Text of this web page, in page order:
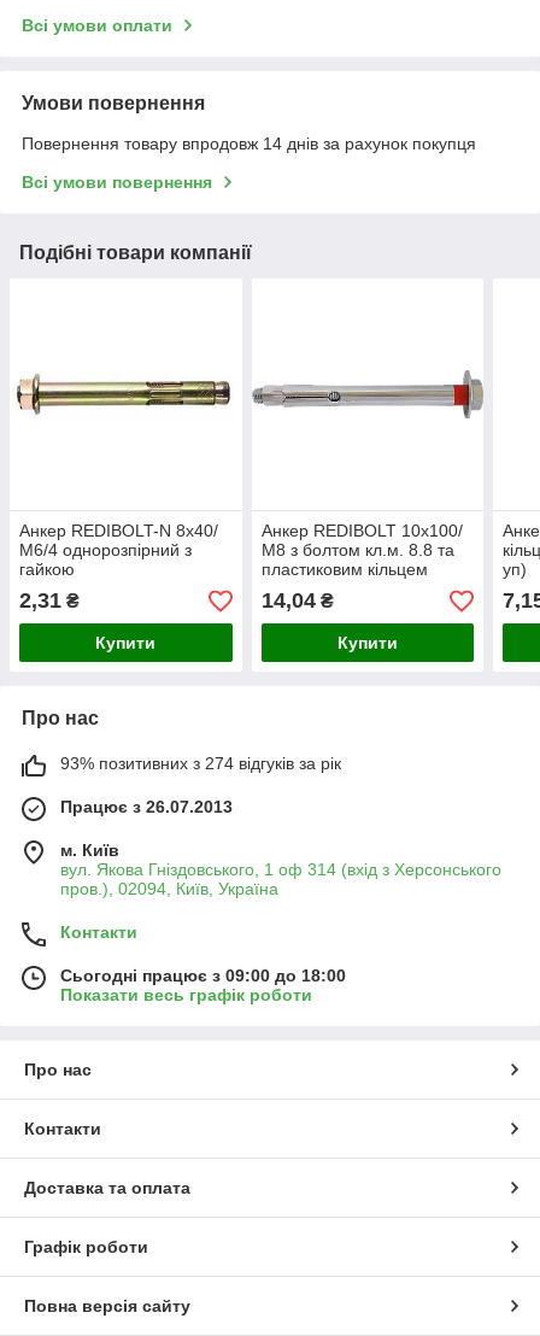
Всі умови оплати
Умови повернення
Повернення товару впродовж 14 днів за рахунок покупця
Всі умови повернення
Подібні товари компанії
Анкер REDIBOLT-N 8х40/
М6/4 однорозпірний з
гайкою
2,31 ₴
Купити
Анкер REDIBOLT 10х100/
М8 з болтом кл.м. 8.8 та
пластиковим кільцем
оцинкований (100 шт/уп)
14,04₴
Купити
уп)
Про нас
93% позитивних з 274 відгуків за рік
Працює з 26.07.2013
м. Київ
вул. Якова Гніздовського, 1 оф 314 (вхід з Херсонського
пров.), 02094, Київ, Україна
Контакти
Сьогодні працює з 09:00 до 18:00
Показати весь графік роботи
Про нас
Контакти
Доставка та оплата
Графік роботи
Повна версія сайту